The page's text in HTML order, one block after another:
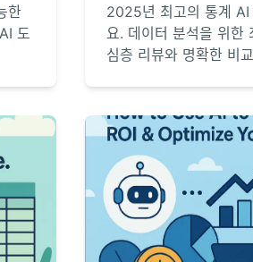
한
도
2025년 최고의 통계 AI
요. 데이터 분석을 위한
심층 리뷰와 명확한 비